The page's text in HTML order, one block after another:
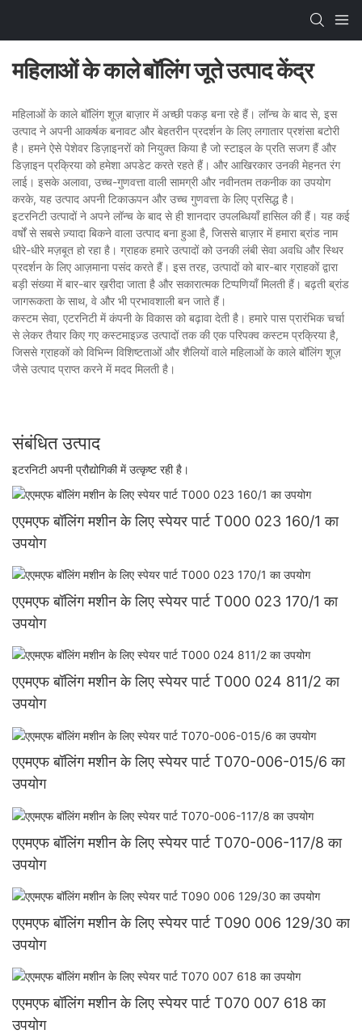
महिलाओं के काले बॉलिंग जूते उत्पाद केंद्र
महिलाओं के काले बॉलिंग शूज़ बाज़ार में अच्छी पकड़ बना रहे हैं। लॉन्च के बाद से, इस
उत्पाद ने अपनी आकर्षक बनावट और बेहतरीन प्रदर्शन के लिए लगातार प्रशंसा बटोरी
है। हमने ऐसे पेशेवर डिज़ाइनरों को नियुक्त किया है जो स्टाइल के प्रति सजग हैं और
डिज़ाइन प्रक्रिया को हमेशा अपडेट करते रहते हैं। और आखिरकार उनकी मेहनत रंग
लाई। इसके अलावा, उच्च-गुणवत्ता वाली सामग्री और नवीनतम तकनीक का उपयोग
करके, यह उत्पाद अपनी टिकाऊपन और उच्च गुणवत्ता के लिए प्रसिद्ध है।
इटरनिटी उत्पादों ने अपने लॉन्च के बाद से ही शानदार उपलब्धियाँ हासिल की हैं। यह कई
वर्षों से सबसे ज़्यादा बिकने वाला उत्पाद बना हुआ है, जिससे बाज़ार में हमारा ब्रांड नाम
धीरे-धीरे मज़बूत हो रहा है। ग्राहक हमारे उत्पादों को उनकी लंबी सेवा अवधि और स्थिर
प्रदर्शन के लिए आज़माना पसंद करते हैं। इस तरह, उत्पादों को बार-बार ग्राहकों द्वारा
बड़ी संख्या में बार-बार ख़रीदा जाता है और सकारात्मक टिप्पणियाँ मिलती हैं। बढ़ती ब्रांड
जागरूकता के साथ, वे और भी प्रभावशाली बन जाते हैं।
कस्टम सेवा, एटरनिटी में कंपनी के विकास को बढ़ावा देती है। हमारे पास प्रारंभिक चर्चा
से लेकर तैयार किए गए कस्टमाइज़्ड उत्पादों तक की एक परिपक्व कस्टम प्रक्रिया है,
जिससे ग्राहकों को विभिन्न विशिष्टताओं और शैलियों वाले महिलाओं के काले बॉलिंग शूज़
जैसे उत्पाद प्राप्त करने में मदद मिलती है।
संबंधित उत्पाद
इटरनिटी अपनी प्रौद्योगिकी में उत्कृष्ट रही है।
एएमएफ बॉलिंग मशीन के लिए स्पेयर पार्ट T000 023 160/1 का
उपयोग
एएमएफ बॉलिंग मशीन के लिए स्पेयर पार्ट T000 023 170/1 का
उपयोग
एएमएफ बॉलिंग मशीन के लिए स्पेयर पार्ट T000 024 811/2 का
उपयोग
एएमएफ बॉलिंग मशीन के लिए स्पेयर पार्ट T070-006-015/6 का
उपयोग
एएमएफ बॉलिंग मशीन के लिए स्पेयर पार्ट T070-006-117/8 का
उपयोग
एएमएफ बॉलिंग मशीन के लिए स्पेयर पार्ट T090 006 129/30 का
उपयोग
एएमएफ बॉलिंग मशीन के लिए स्पेयर पार्ट T070 007 618 का
उपयोग